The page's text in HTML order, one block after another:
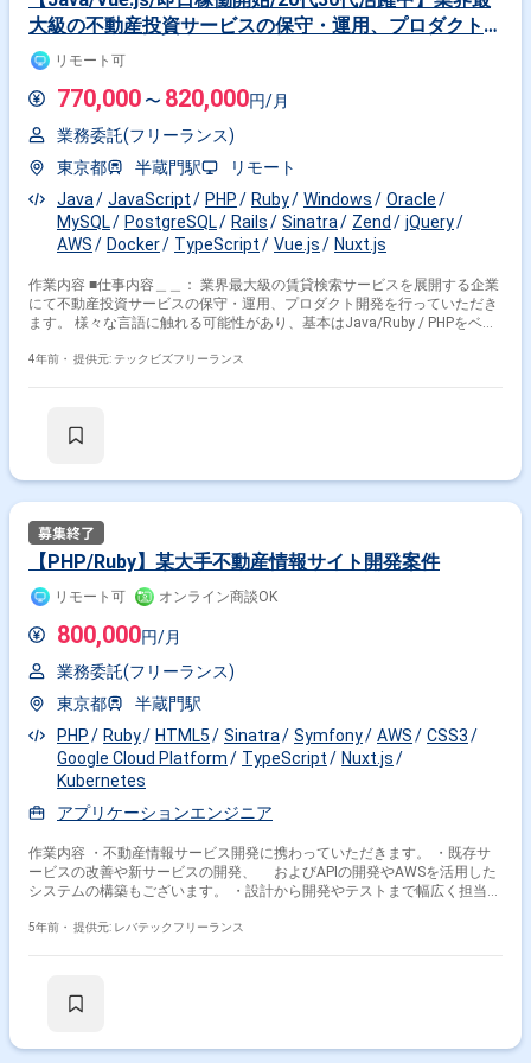
大級の不動産投資サービスの保守・運用、プロダクト開
発
リモート可
770,000 〜 820,000円/月
業務委託(フリーランス)
東京都
半蔵門駅
リモート
Java
JavaScript PHP Ruby Windows
Oracle
MySQL
PostgreSQL Rails Sinatra Zend
jQuery
AWS
Docker TypeScript Vue.js Nuxt.js
作業内容 ■仕事内容＿＿： 業界最大級の賃貸検索サービスを展開する企業
にて不動産投資サービスの保守・運用、プロダクト開発を行っていただき
ます。 様々な言語に触れる可能性があり、基本はJava/Ruby / PHPをベー
の刷新を行っており、 メインの開発スキルセットがPHP + Ruby + jQuery
MySQL,PostgreSQL,Oracle Database ＦW＿＿＿＿：Zend
る方 ■就業時間＿＿：10:00〜19:00 ■勤務地＿＿＿：半蔵門駅 ■勤務地補
足＿：※週2出社、週3リモート ■面接回数＿＿：1回 ■営業コメント：本企
業は、「日本一働きたい」会社としても選べばれている会社です。 モダン
な開発環境にて開発を推進しているため、スキルアップにもぴったりな現
場です。 スキルアップをしたい方 ・複数言語を使用して開発をしたい方
・安定稼働をしたい方におすすめです。
4年前・ 提供元: テックビズフリーランス
【PHP/Ruby】某大手不動産情報サイト開発案件
リモート可 オンライン商談OK
800,000円/月
業務委託(フリーランス)
東京都
半蔵門駅
PHP
Ruby HTML5 Sinatra Symfony AWS
CSS3
Google Cloud Platform
TypeScript
Nuxt.js
Kubernetes
アプリケーションエンジニア
作業内容 ・不動産情報サービス開発に携わっていただきます。 ・既存サ
ービスの改善や新サービスの開発、 およびAPIの開発やAWSを活用した
システムの構築もございます。 ・設計から開発やテストまで幅広く担当し
いたします。
5年前・ 提供元: レバテックフリーランス
サーバーサイドエンジニア
アプリケーションエンジニア
フロントエンドエンジニア
インフラエンジニア